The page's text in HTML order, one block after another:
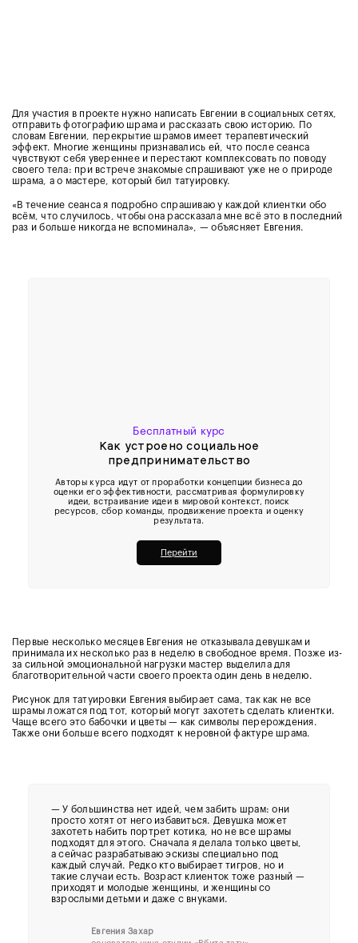
Для участия в проекте нужно написать Евгении в социальных сетях,
отправить фотографию шрама и рассказать свою историю. По
словам Евгении, перекрытие шрамов имеет терапевтический
эффект. Многие женщины признавались ей, что после сеанса
чувствуют себя увереннее и перестают комплексовать по поводу
своего тела: при встрече знакомые спрашивают уже не о природе
шрама, а о мастере, который бил татуировку.
«В течение сеанса я подробно спрашиваю у каждой клиентки обо
всём, что случилось, чтобы она рассказала мне всё это в последний
раз и больше никогда не вспоминала», — объясняет Евгения.
Бесплатный курс
Как устроено социальное
предпринимательство
Авторы курса идут от проработки концепции бизнеса до
оценки его эффективности, рассматривая формулировку
идеи, встраивание идеи в мировой контекст, поиск
ресурсов, сбор команды, продвижение проекта и оценку
результата.
Перейти
Первые несколько месяцев Евгения не отказывала девушкам и
принимала их несколько раз в неделю в свободное время. Позже из-
за сильной эмоциональной нагрузки мастер выделила для
благотворительной части своего проекта один день в неделю.
Рисунок для татуировки Евгения выбирает сама, так как не все
шрамы ложатся под тот, который могут захотеть сделать клиентки.
Чаще всего это бабочки и цветы — как символы перерождения.
Также они больше всего подходят к неровной фактуре шрама.
— У большинства нет идей, чем забить шрам: они
просто хотят от него избавиться. Девушка может
захотеть набить портрет котика, но не все шрамы
подходят для этого. Сначала я делала только цветы,
а сейчас разрабатываю эскизы специально под
каждый случай. Редко кто выбирает тигров, но и
такие случаи есть. Возраст клиенток тоже разный —
приходят и молодые женщины, и женщины со
взрослыми детьми и даже с внуками.
Евгения Захар